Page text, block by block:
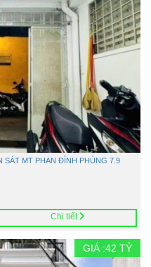
SÁT MT PHAN ĐÌNH PHÙNG 7.9
Chi tiết
GIÁ :42 TỶ